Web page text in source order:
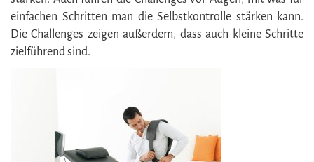
einfachen Schritten man die Selbstkontrolle stärken kann.
Die Challenges zeigen außerdem, dass auch kleine Schritte
zielführend sind.